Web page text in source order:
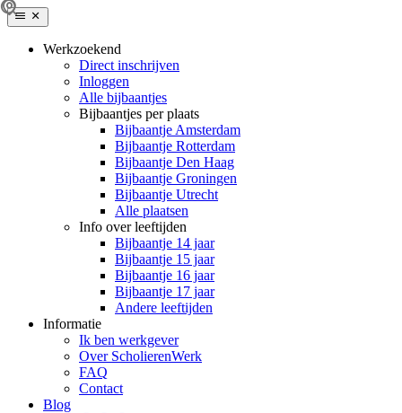
Werkzoekend
Direct inschrijven
Inloggen
Alle bijbaantjes
Bijbaantjes per plaats
Bijbaantje Amsterdam
Bijbaantje Rotterdam
Bijbaantje Den Haag
Bijbaantje Groningen
Bijbaantje Utrecht
Alle plaatsen
Info over leeftijden
Bijbaantje 14 jaar
Bijbaantje 15 jaar
Bijbaantje 16 jaar
Bijbaantje 17 jaar
Andere leeftijden
Informatie
Ik ben werkgever
Over ScholierenWerk
FAQ
Contact
Blog